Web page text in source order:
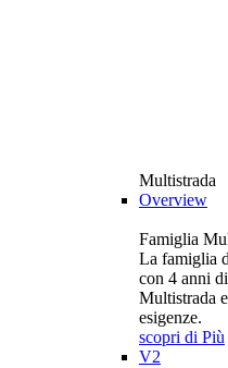
Multistrada
Overview
Famiglia
La famiglia
con 4 anni
Multistrada
esigenze.
scopri di Più
V2